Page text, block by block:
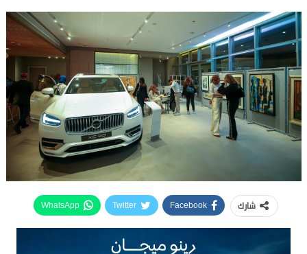
شارك Facebook
Twitter
WhatsApp